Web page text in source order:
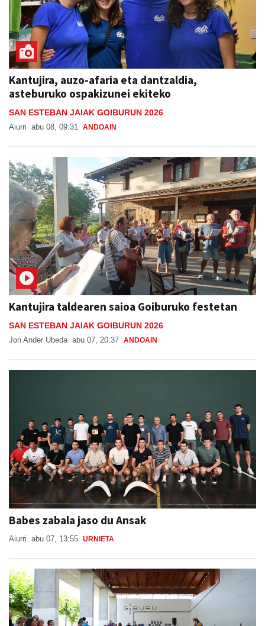
Kantujira, auzo-afaria eta dantzaldia,
asteburuko ospakizunei ekiteko
SAN ESTEBAN JAIAK GOIBURUN 2026
Aiurri abu 08, 09:31 ANDOAIN
Kantujira taldearen saioa Goiburuko festetan
SAN ESTEBAN JAIAK GOIBURUN 2026
Jon Ander Ubeda abu 07, 20:37 ANDOAIN
Babes zabala jaso du Ansak
Aiurri abu 07, 13:55 URNIETA